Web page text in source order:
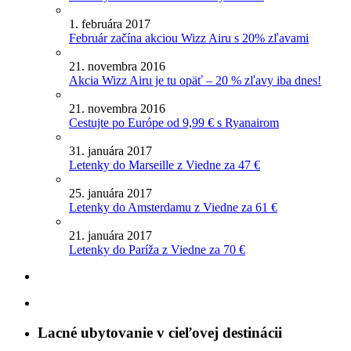
1. februára 2017
Február začína akciou Wizz Airu s 20% zľavami
21. novembra 2016
Akcia Wizz Airu je tu opäť – 20 % zľavy iba dnes!
21. novembra 2016
Cestujte po Európe od 9,99 € s Ryanairom
31. januára 2017
Letenky do Marseille z Viedne za 47 €
25. januára 2017
Letenky do Amsterdamu z Viedne za 61 €
21. januára 2017
Letenky do Paríža z Viedne za 70 €
Lacné ubytovanie v cieľovej destinácii